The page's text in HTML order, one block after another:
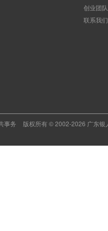
创业团队
联系我们
事务 版权所有 © 2002-2026 广东银